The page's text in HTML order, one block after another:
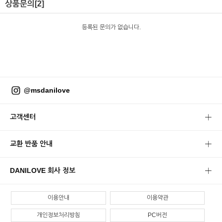
상품문의 [2]
등록된 문의가 없습니다.
@msdanilove
고객센터
교환 반품 안내
DANILOVE 회사 정보
이용안내 이용약관
개인정보처리방침 PC버전